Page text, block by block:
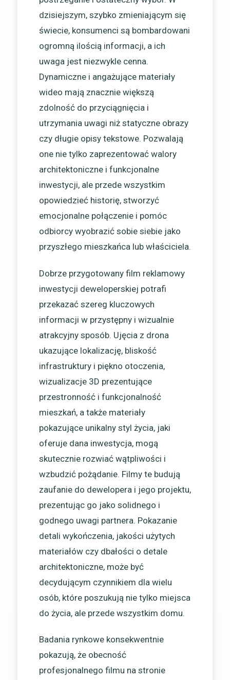
dzisiejszym, szybko zmieniającym się
świecie, konsumenci są bombardowani
ogromną ilością informacji, a ich
uwaga jest niezwykle cenna.
Dynamiczne i angażujące materiały
wideo mają znacznie większą
zdolność do przyciągnięcia i
utrzymania uwagi niż statyczne obrazy
czy długie opisy tekstowe. Pozwalają
one nie tylko zaprezentować walory
architektoniczne i funkcjonalne
inwestycji, ale przede wszystkim
opowiedzieć historię, stworzyć
emocjonalne połączenie i pomóc
odbiorcy wyobrazić sobie siebie jako
przyszłego mieszkańca lub właściciela.
Dobrze przygotowany film reklamowy
inwestycji deweloperskiej potrafi
przekazać szereg kluczowych
informacji w przystępny i wizualnie
atrakcyjny sposób. Ujęcia z drona
ukazujące lokalizację, bliskość
infrastruktury i piękno otoczenia,
wizualizacje 3D prezentujące
przestronność i funkcjonalność
mieszkań, a także materiały
pokazujące unikalny styl życia, jaki
oferuje dana inwestycja, mogą
skutecznie rozwiać wątpliwości i
wzbudzić pożądanie. Filmy te budują
zaufanie do dewelopera i jego projektu,
prezentując go jako solidnego i
godnego uwagi partnera. Pokazanie
detali wykończenia, jakości użytych
materiałów czy dbałości o detale
architektoniczne, może być
decydującym czynnikiem dla wielu
osób, które poszukują nie tylko miejsca
do życia, ale przede wszystkim domu.
Badania rynkowe konsekwentnie
pokazują, że obecność
profesjonalnego filmu na stronie